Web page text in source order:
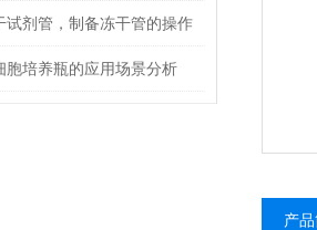
!试剂管，制备冻干管的操作
少?
胞培养瓶的应用场景分析
产